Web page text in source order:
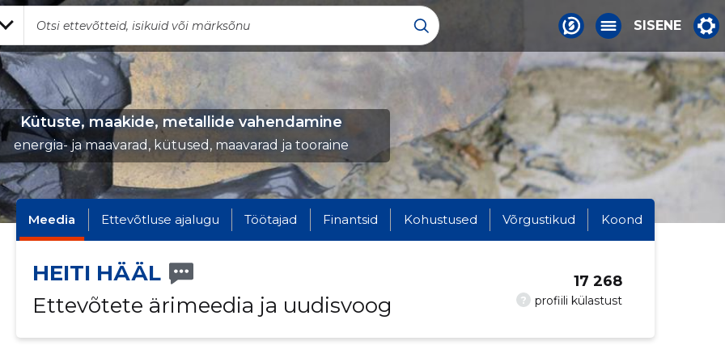
SISENE
Kütuste, maakide, metallide vahendamine
energia- ja maavarad, kütused, maavarad ja tooraine
Meedia Ettevõtluse ajalugu Töötajad Finantsid Kohustused Võrgustikud Koond
HEITI HÄÄL
Ettevõtete ärimeedia ja uudisvoog
? profiili külastust
17 268